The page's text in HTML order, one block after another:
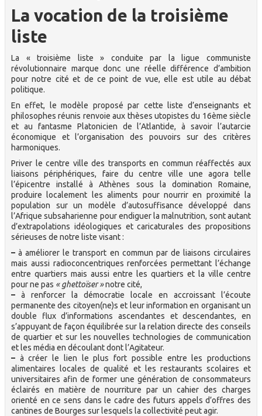
La vocation de la troisième
liste
La « troisième liste » conduite par la ligue communiste
révolutionnaire marque donc une réelle différence d’ambition
pour notre cité et de ce point de vue, elle est utile au débat
politique.
En effet, le modèle proposé par cette liste d’enseignants et
philosophes réunis renvoie aux thèses utopistes du 16ème siècle
et au fantasme Platonicien de l’Atlantide, à savoir l’autarcie
économique et l’organisation des pouvoirs sur des critères
harmoniques.
Priver le centre ville des transports en commun réaffectés aux
liaisons périphériques, faire du centre ville une agora telle
l’épicentre installé à Athènes sous la domination Romaine,
produire localement les aliments pour nourrir en proximité la
population sur un modèle d’autosuffisance développé dans
l’Afrique subsaharienne pour endiguer la malnutrition, sont autant
d’extrapolations idéologiques et caricaturales des propositions
sérieuses de notre liste visant :
– à améliorer le transport en commun par de liaisons circulaires
mais aussi radioconcentriques renforcées permettant l’échange
entre quartiers mais aussi entre les quartiers et la ville centre
pour ne pas « ghettoïser »notre cité,
– à renforcer la démocratie locale en accroissant l’écoute
permanente des citoyen(ne)s et leur information en organisant un
double flux d’informations ascendantes et descendantes, en
s’appuyant de façon équilibrée sur la relation directe des conseils
de quartier et sur les nouvelles technologies de communication
et les média en découlant dont l’Agitateur.
– à créer le lien le plus fort possible entre les productions
alimentaires locales de qualité et les restaurants scolaires et
universitaires afin de former une génération de consommateurs
éclairés en matière de nourriture par un cahier des charges
orienté en ce sens dans le cadre des futurs appels d’offres des
cantines de Bourges sur lesquels la collectivité peut agir.